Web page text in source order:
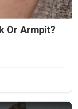
Or Armpit?